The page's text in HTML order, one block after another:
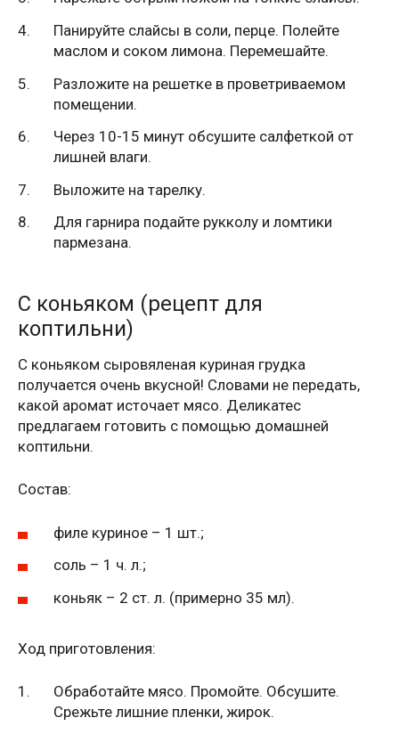
Панируйте слайсы в соли, перце. Полейте
маслом и соком лимона. Перемешайте.
Разложите на решетке в проветриваемом
помещении.
Через 10-15 минут обсушите салфеткой от
лишней влаги.
Выложите на тарелку.
Для гарнира подайте рукколу и ломтики
пармезана.
С коньяком (рецепт для
коптильни)
С коньяком сыровяленая куриная грудка
получается очень вкусной! Словами не передать,
какой аромат источает мясо. Деликатес
предлагаем готовить с помощью домашней
коптильни.
Состав:
филе куриное – 1 шт.;
соль – 1 ч. л.;
коньяк – 2 ст. л. (примерно 35 мл).
Ход приготовления:
Обработайте мясо. Промойте. Обсушите.
Срежьте лишние пленки, жирок.